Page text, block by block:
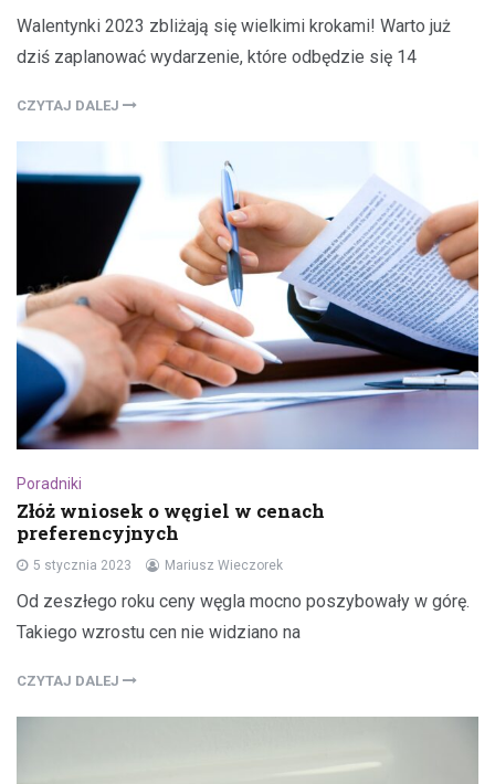
Walentynki 2023 zbliżają się wielkimi krokami! Warto już
dziś zaplanować wydarzenie, które odbędzie się 14
CZYTAJ DALEJ
Poradniki
Złóż wniosek o węgiel w cenach
preferencyjnych
5 stycznia 2023 Mariusz Wieczorek
Od zeszłego roku ceny węgla mocno poszybowały w górę.
Takiego wzrostu cen nie widziano na
CZYTAJ DALEJ